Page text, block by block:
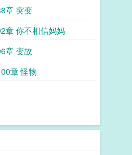
章 突变
章 你不相信妈妈
章 变故
章 怪物